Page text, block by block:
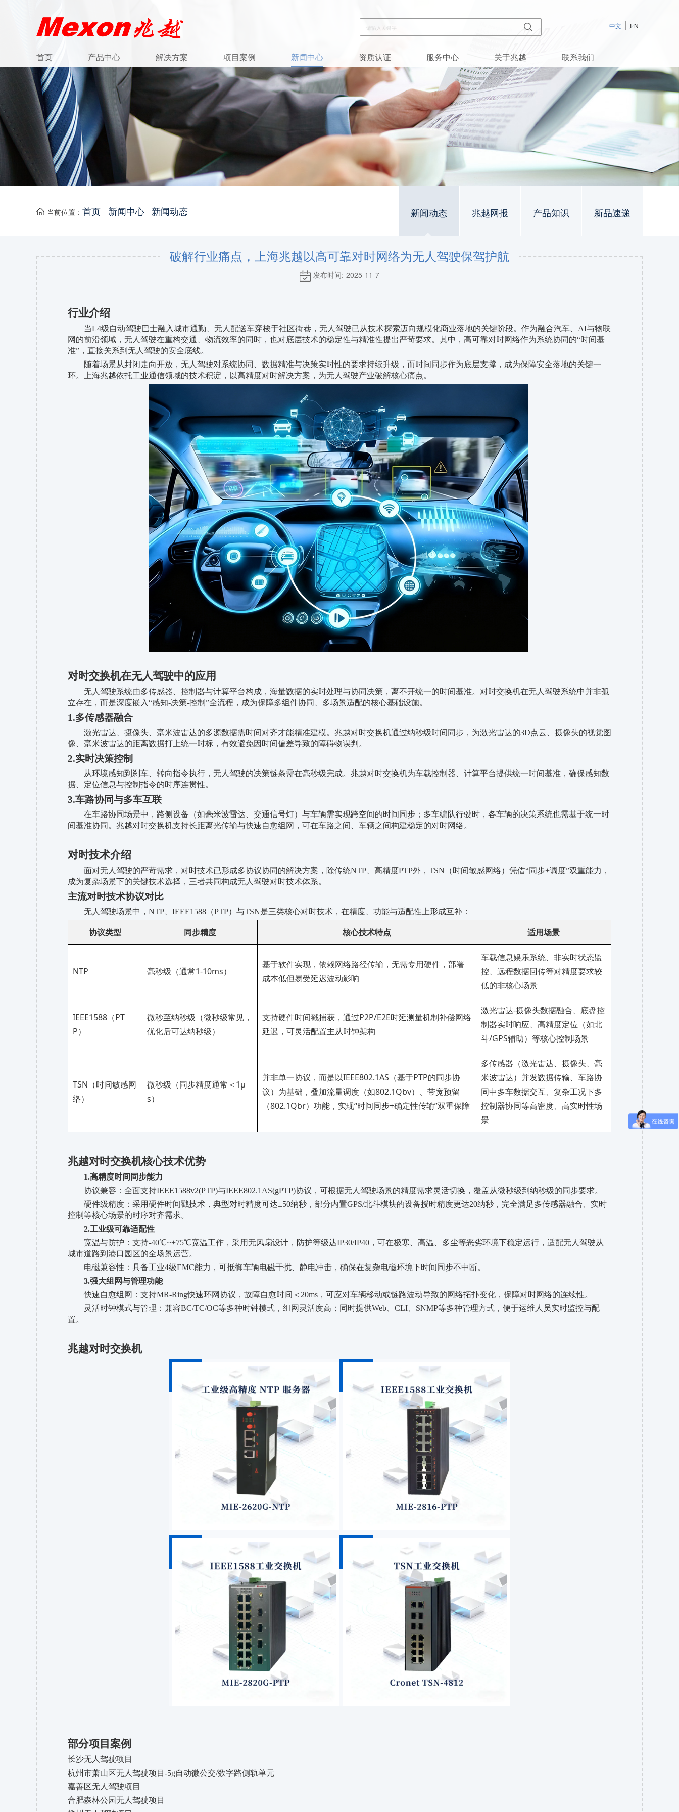
中文 EN
首页 产品中心 解决方案 项目案例 新闻中心 资质认证 服务中心 关于兆越 联系我们
当前位置 : 首页 - 新闻中心 - 新闻动态 新品速递
产品知识
兆越网报
新闻动态
破解行业痛点，上海兆越以高可靠对时网络为无人驾驶保驾护航
发布时间: 2025-11-7
行业介绍
当L4级自动驾驶巴士融入城市通勤、无人配送车穿梭于社区街巷，无人驾驶已从技术探索迈向规模化商业落地的关键阶段。作为融合汽车、AI与物联
网的前沿领域，无人驾驶在重构交通、物流效率的同时，也对底层技术的稳定性与精准性提出严苛要求。其中，高可靠对时网络作为系统协同的“时间基
准”，直接关系到无人驾驶的安全底线。
随着场景从封闭走向开放，无人驾驶对系统协同、数据精准与决策实时性的要求持续升级，而时间同步作为底层支撑，成为保障安全落地的关键一
环。上海兆越依托工业通信领域的技术积淀，以高精度对时解决方案，为无人驾驶产业破解核心痛点。
对时交换机在无人驾驶中的应用
无人驾驶系统由多传感器、控制器与计算平台构成，海量数据的实时处理与协同决策，离不开统一的时间基准。对时交换机在无人驾驶系统中并非孤
立存在，而是深度嵌入“感知-决策-控制”全流程，成为保障多组件协同、多场景适配的核心基础设施。
1.多传感器融合
激光雷达、摄像头、毫米波雷达的多源数据需时间对齐才能精准建模。兆越对时交换机通过纳秒级时间同步，为激光雷达的3D点云、摄像头的视觉图
像、毫米波雷达的距离数据打上统一时标， 有效避免因时间偏差导致的障碍物误判。
2.实时决策控制
从环境感知到刹车、转向指令执行，无人驾驶的决策链条需在毫秒级完成。兆越对时交换机为车载控制器、计算平台提供统一时间基准，确保感知数
据、定位信息与控制指令的时序连贯性。
3.车路协同与多车互联
在车路协同场景中，路侧设备（如毫米波雷达、交通信号灯）与车辆需实现跨空间的时间同步；多车编队行驶时，各车辆的决策系统也需基于统一时
间基准协同。兆越对时交换机支持长距离光传输与快速自愈组网，可在车路之间、车辆之间构建稳定的对时网络。
对时技术介绍
面对无人驾驶的严苛需求，对时技术已形成多协议协同的解决方案，除传统NTP、高精度PTP外，TSN（时间敏感网络）凭借“同步+调度”双重能力，
成为复杂场景下的关键技术选择，三者共同构成无人驾驶对时技术体系。
主流对时技术协议对比
无人驾驶场景中， NTP、IEEE1588（PTP）与TSN是三类核心对时技术，在精度、功能与适配性上形成互补：
协议类型 同步精度 核心技术特点 适用场景
NTP 毫秒级（通常1-10ms）
基于软件实现，依赖网络路径传输，无需专用硬件，部署
成本低但易受延迟波动影响
车载信息娱乐系统、非实时状态监
控、远程数据回传等对精度要求较
低的非核心场景
IEEE1588（PT
P）
微秒至纳秒级（微秒级常见，
优化后可达纳秒级）
支持硬件时间戳捕获，通过P2P/E2E时延测量机制补偿网络
延迟，可灵活配置主从时钟架构
激光雷达-摄像头数据融合、底盘控
制器实时响应、高精度定位（如北
斗/GPS辅助）等核心控制场景
TSN（时间敏感网
络）
微秒级（同步精度通常＜ 1μ
s）
并非单一协议，而是以IEEE802.1AS（基于PTP的同步协
议）为基础，叠加流量调度（如802.1Qbv）、带宽预留
（802.1Qbr）功能，实现“时间同步+确定性传输”双重保障
多传感器（激光雷达、摄像头、毫
米波雷达）并发数据传输、车路协
同中多车数据交互、复杂工况下多
控制器协同等高密度、高实时性场
景
兆越对时交换机核心技术优势
1.高精度时间同步能力
协议兼容：全面支持IEEE1588v2(PTP)与IEEE802.1AS(gPTP)协议，可根据无人驾驶场景的精度需求灵活切换，覆盖从微秒级到纳秒级的同步要求。
硬件级精度：采用硬件时间戳技术，典型对时精度可达±50纳秒，部分内置GPS/北斗模块的设备授时精度更达20纳秒，完全满足多传感器融合、实时
控制等核心场景的时序对齐需求。
2.工业级可靠适配性
宽温与防护：支持-40℃~+75℃宽温工作，采用无风扇设计，防护等级达IP30/IP40，可在极寒、高温、多尘等恶劣环境下稳定运行，适配无人驾驶从
城市道路到港口园区的全场景运营。
电磁兼容性：具备工业4级EMC能力，可抵御车辆电磁干扰、静电冲击，确保在复杂电磁环境下时间同步不中断。
3.强大组网与管理功能
快速自愈组网：支持MR-Ring快速环网协议，故障自愈时间＜20ms，可应对车辆移动或链路波动导致的网络拓扑变化，保障对时网络的连续性。
灵活时钟模式与管理：兼容BC/TC/OC等多种时钟模式，组网灵活度高；同时提供Web、CLI、SNMP等多种管理方式，便于运维人员实时监控与配
置。
兆越对时交换机
部分项目案例
长沙无人驾驶项目
杭州市萧山区无人驾驶项目 -5g自动微公交/数字路侧轨单元
嘉善区无人驾驶项目
合肥森林公园无人驾驶项目